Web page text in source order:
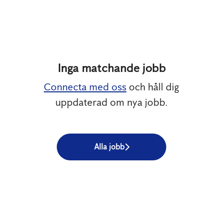
Inga matchande jobb
Connecta med oss och håll dig
uppdaterad om nya jobb.
Alla jobb